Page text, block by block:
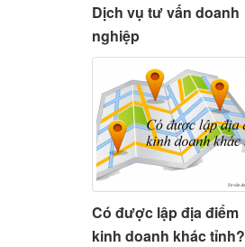
Dịch vụ tư vấn doanh
nghiệp
Có được lập địa điểm
kinh doanh khác tỉnh?